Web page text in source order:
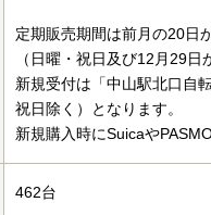
定期販売期間は前月の20日
（日曜・祝日及び12月29日
新規受付は「中山駅北口自
祝日除く）となります。
新規購入時にSuicaや
462台